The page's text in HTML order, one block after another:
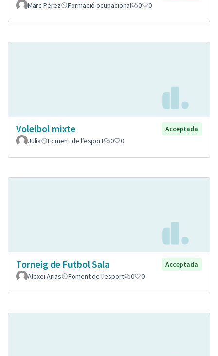
Marc Pérez
Formació ocupacional 0 0
Voleibol mixte
Acceptada
Julia
Foment de l’esport 0 0
Torneig de Futbol Sala
Acceptada
Alexei Arias
Foment de l’esport 0 0